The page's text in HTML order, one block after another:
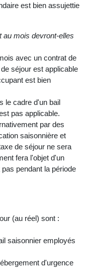
est bien assujettie
au mois devront-elles
avec un contrat de
séjour est applicable
est bien
le cadre d'un bail
pas applicable.
par des
saisonnière et
de séjour ne sera
fera l'objet d'un
pendant la période
(au réel) sont :
saisonnier employés
d'urgence